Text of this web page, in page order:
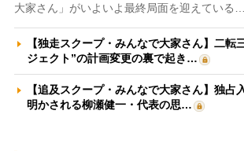
大家さん」がいよいよ最終局面を迎えている…
【独走スクープ・みんなで大家さん】二転
ジェクト”の計画変更の裏で起き…
【追及スクープ・みんなで大家さん】独占
明かされる柳瀬健一・代表の思…